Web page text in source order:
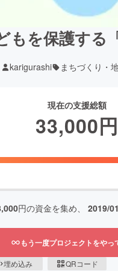
もを保護す
karigurashi まちづくり・
現在の支援総額
33,000円
円の資金を集め、 2019/
もう一度プロジェクトをやっ
埋め込み QRコード